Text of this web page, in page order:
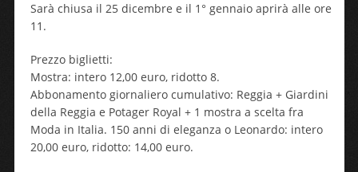
Sarà chiusa il 25 dicembre e il 1° gennaio aprirà alle ore
11.
Prezzo biglietti:
Mostra: intero 12,00 euro, ridotto 8.
Abbonamento giornaliero cumulativo: Reggia + Giardini
della Reggia e Potager Royal + 1 mostra a scelta fra
Moda in Italia. 150 anni di eleganza o Leonardo: intero
20,00 euro, ridotto: 14,00 euro.